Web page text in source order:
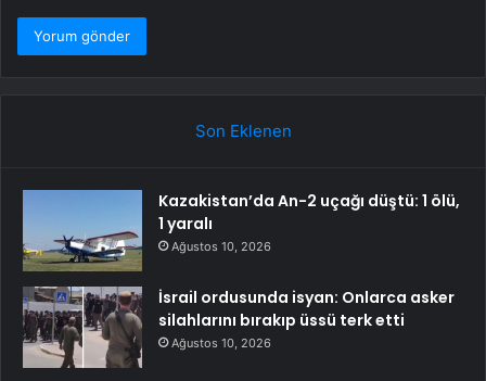
Son Eklenen
Kazakistan’da An-2 uçağı düştü: 1 ölü,
1 yaralı
Ağustos 10, 2026
İsrail ordusunda isyan: Onlarca asker
silahlarını bırakıp üssü terk etti
Ağustos 10, 2026